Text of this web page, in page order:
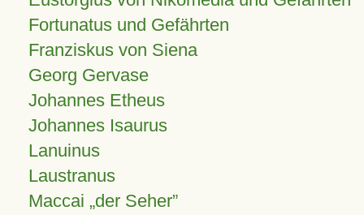
Fortunatus und Gefährten
Franziskus von Siena
Georg Gervase
Johannes Etheus
Johannes Isaurus
Lanuinus
Laustranus
Maccai „der Seher”